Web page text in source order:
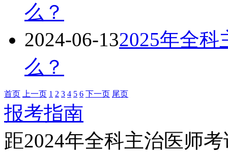
么？
2024-06-132025年全
么？
首页 上一页 1 2 3 4 5 6 下一页 尾页
报考指南
距2024年全科主治医师